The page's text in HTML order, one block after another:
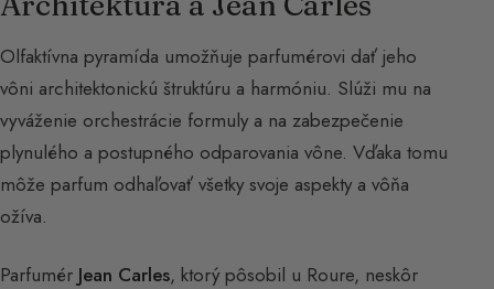
Olfaktívna pyramída umožňuje parfumérovi dať jeho
vôni architektonickú štruktúru a harmóniu. Slúži mu na
vyváženie orchestrácie formuly a na zabezpečenie
plynulého a postupného odparovania vône. Vďaka tomu
môže parfum odhaľovať všetky svoje aspekty a vôňa
ožíva.
Parfumér Jean Carles, ktorý pôsobil u Roure, neskôr